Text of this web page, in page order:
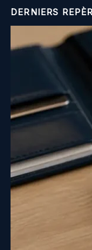
DERNIERS